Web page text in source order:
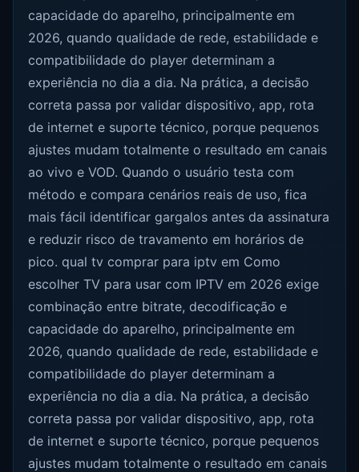
capacidade do aparelho, principalmente em
2026, quando qualidade de rede, estabilidade e
compatibilidade do player determinam a
experiência no dia a dia. Na prática, a decisão
correta passa por validar dispositivo, app, rota
de internet e suporte técnico, porque pequenos
ajustes mudam totalmente o resultado em canais
ao vivo e VOD. Quando o usuário testa com
método e compara cenários reais de uso, fica
mais fácil identificar gargalos antes da assinatura
e reduzir risco de travamento em horários de
pico. qual tv comprar para iptv em Como
escolher TV para usar com IPTV em 2026 exige
combinação entre bitrate, decodificação e
capacidade do aparelho, principalmente em
2026, quando qualidade de rede, estabilidade e
compatibilidade do player determinam a
experiência no dia a dia. Na prática, a decisão
correta passa por validar dispositivo, app, rota
de internet e suporte técnico, porque pequenos
ajustes mudam totalmente o resultado em canais